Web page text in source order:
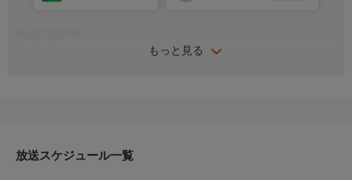
もっと見る
イ・ハン、イ・ヨンフン、チョ・ヒョンチョル ほか
放送スケジュール一覧